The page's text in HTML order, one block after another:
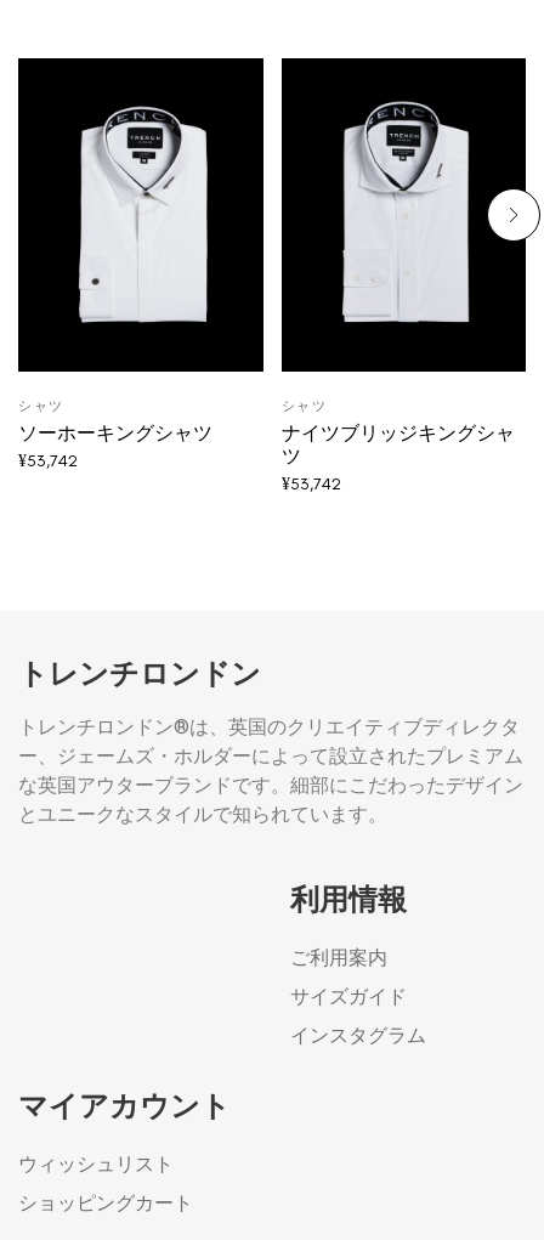
シャツ
ソーホーキングシャツ
¥53,742
シャツ
ナイツブリッジキングシャ
ツ
¥53,742
トレンチロンドン
トレンチロンドン®は、英国のクリエイティブディレクタ
ー、ジェームズ・ホルダーによって設立されたプレミアム
な英国アウターブランドです。細部にこだわったデザイン
とユニークなスタイルで知られています。
利用情報
ご利用案内
サイズガイド
インスタグラム
マイアカウント
ウィッシュリスト
ショッピングカート